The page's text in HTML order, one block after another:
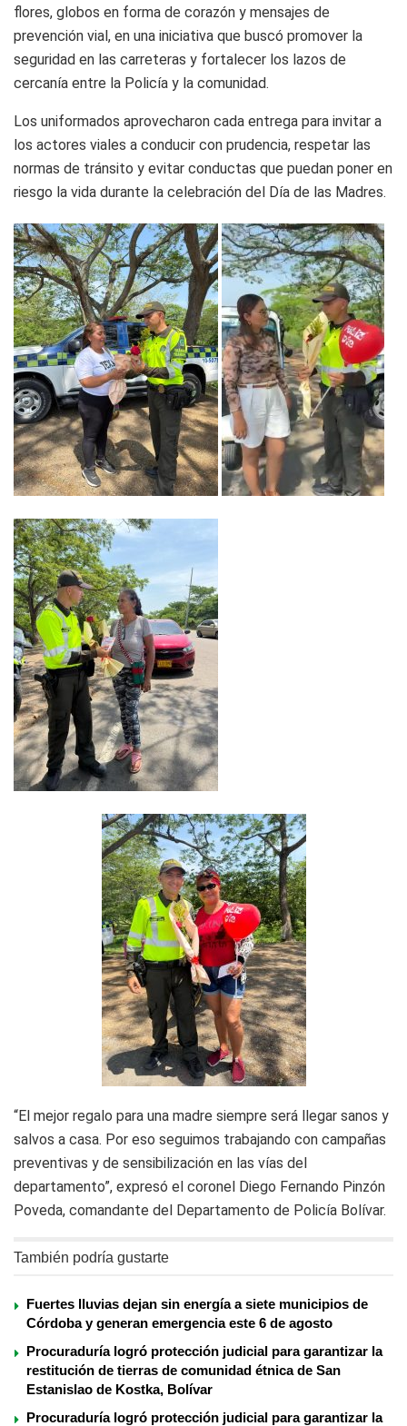
flores, globos en forma de corazón y mensajes de
prevención vial, en una iniciativa que buscó promover la
seguridad en las carreteras y fortalecer los lazos de
cercanía entre la Policía y la comunidad.
Los uniformados aprovecharon cada entrega para invitar a
los actores viales a conducir con prudencia, respetar las
normas de tránsito y evitar conductas que puedan poner en
riesgo la vida durante la celebración del Día de las Madres.
“El mejor regalo para una madre siempre será llegar sanos y
salvos a casa. Por eso seguimos trabajando con campañas
preventivas y de sensibilización en las vías del
departamento”, expresó el coronel Diego Fernando Pinzón
Poveda, comandante del Departamento de Policía Bolívar.
También podría gustarte
Fuertes lluvias dejan sin energía a siete municipios de
Córdoba y generan emergencia este 6 de agosto
Procuraduría logró protección judicial para garantizar la
restitución de tierras de comunidad étnica de San
Estanislao de Kostka, Bolívar
Procuraduría logró protección judicial para garantizar la